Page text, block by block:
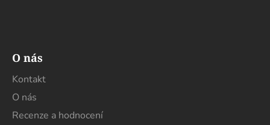
O nás
Kontakt
O nás
Recenze a hodnocení